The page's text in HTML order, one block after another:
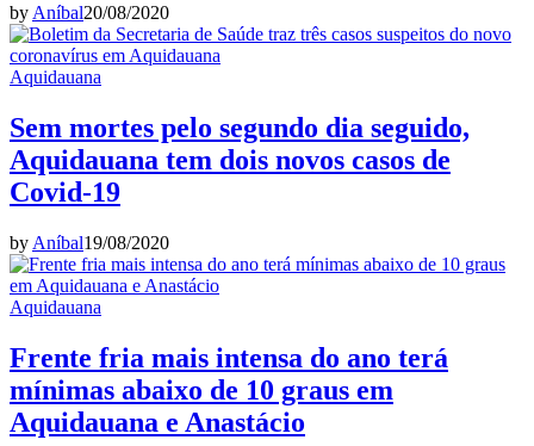
by Aníbal20/08/2020
Aquidauana
Sem mortes pelo segundo dia seguido,
Aquidauana tem dois novos casos de
Covid-19
by Aníbal19/08/2020
Aquidauana
Frente fria mais intensa do ano terá
mínimas abaixo de 10 graus em
Aquidauana e Anastácio